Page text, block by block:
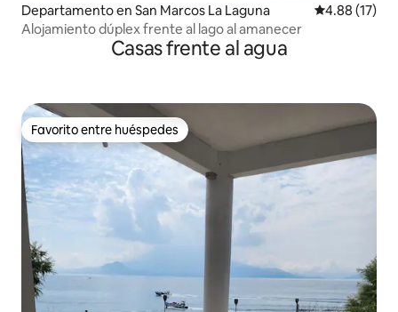
Departamento en San Marcos La Laguna Calificación
4.88 (17)
Alojamiento dúplex frente al lago al amanecer
Casas frente al agua
Favorito entre huéspedes
Favorito entre huéspedes